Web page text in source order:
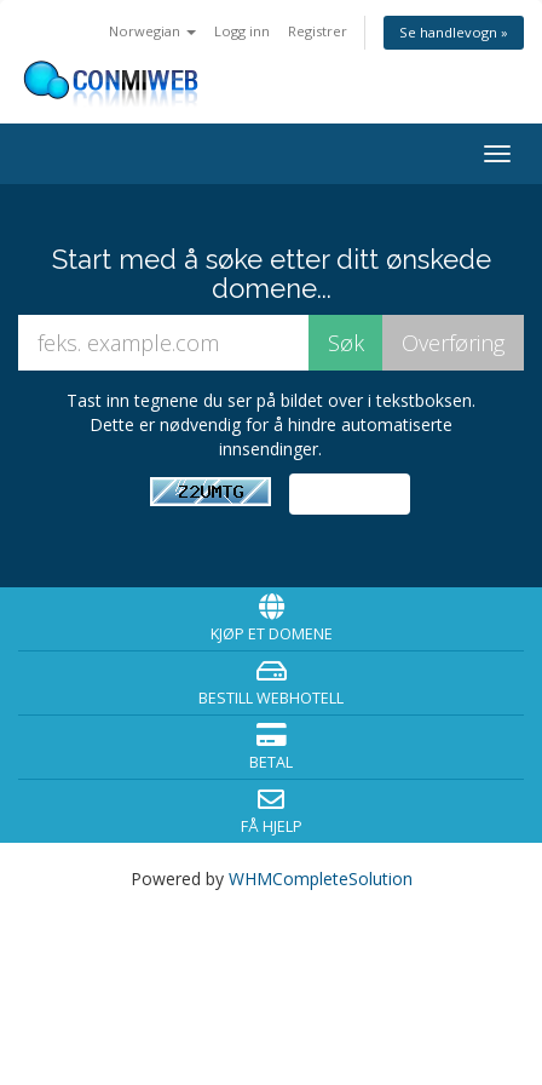
Norwegian Logg inn Registrer Se handlevogn »
Bytt
Start med å søke etter ditt ønskede
domene...
Tast inn tegnene du ser på bildet over i tekstboksen.
Dette er nødvendig for å hindre automatiserte
innsendinger.
KJØP ET DOMENE
BESTILL WEBHOTELL
BETAL
FÅ HJELP
Powered by WHMCompleteSolution